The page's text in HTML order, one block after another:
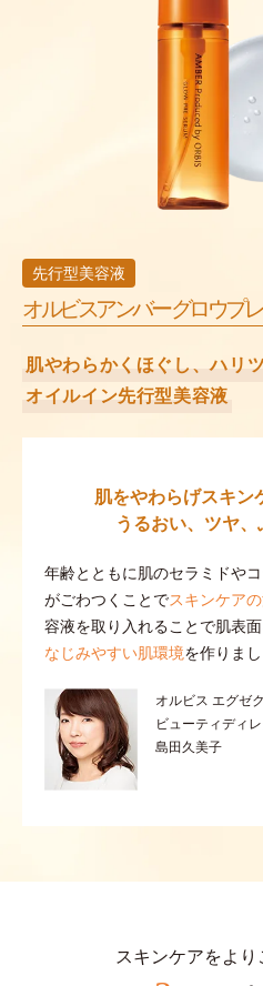
先行型美容液
オルビスアンバー グロウプ
肌やわらかくほぐし、ハリ
オイルイン先行型美容液
肌をやわらげスキン
うるおい、ツヤ、
年齢とともに肌のセラミドや
がごわつくことでスキンケア
容液を取り入れることで肌表面
なじみやすい肌環境を作りまし
オルビス エグゼ
ビューティディ
島田久美子
スキンケアをよ